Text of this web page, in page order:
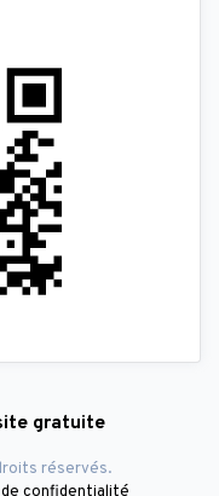
gratuite
réservés.